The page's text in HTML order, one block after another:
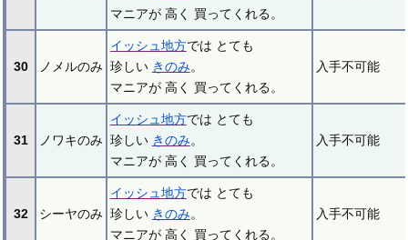
マニアが 高く 買ってくれる。
30 ノメルのみ
イッシュ地方では とても
珍しい きのみ。
マニアが 高く 買ってくれる。
入手不可能
31 ノワキのみ
イッシュ地方では とても
珍しい きのみ。
マニアが 高く 買ってくれる。
入手不可能
32 シーヤのみ
イッシュ地方では とても
珍しい きのみ。
マニアが 高く 買ってくれる。
入手不可能